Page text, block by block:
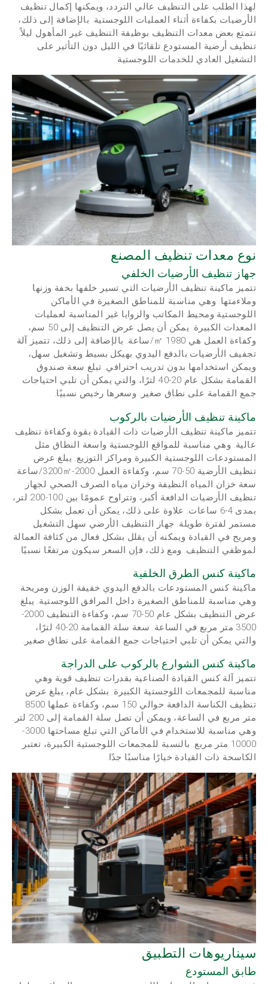
لهذا الطلب على التنظيف عالي التردد، ويمكنها إكمال تنظيف
الأرضيات بكفاءة أثناء العمليات اللوجستية. بالإضافة إلى ذلك،
تتمتع بعض معدات التنظيف بوظيفة التنظيف غير المأهول ليلاً.
تنظيف أرضية المستودع تلقائيًا في الليل دون التأثير على
التشغيل العادي للخدمات اللوجستية.
نوع معدات تنظيف المصنع
جهاز تنظيف الأرضيات الخلفي
تتميز ماكينة تنظيف الأرضيات التي تسير خلفها بخفة وزنها
وملاءمتها. وهي مناسبة للمناطق الصغيرة في الأماكن
اللوجستية ومحيط المكاتب والزوايا غير المناسبة لعمليات
المعدات الكبيرة. يمكن أن يصل عرض التنظيف إلى 50 سم،
وكفاءة العمل هي 1980 ㎡/ساعة. بالإضافة إلى ذلك، تتميز آلة
تجفيف الأرضيات بالدفع اليدوي بهيكل بسيط وتشغيل سهل،
ويمكن استخدامها بدون تدريب احترافي. تبلغ سعة صندوق
القمامة بشكل عام 20-40 لترًا، والتي يمكن أن تلبي احتياجات
جمع القمامة على نطاق صغير. وسعرها رخيص نسبيًا.
ماكينة تنظيف الأرضيات بالركوب
تتميز ماكينة تنظيف الأرضيات ذات القيادة بقوة وكفاءة تنظيف
عالية. وهي مناسبة للمواقع اللوجستية واسعة النطاق مثل
المستودعات اللوجستية الكبيرة ومراكز التوزيع. يبلغ عرض
تنظيف الأرضية 50-70 سم، وكفاءة العمل 2000-3200㎡/ساعة.
سعة خزان المياه النظيفة وخزان مياه الصرف الصحي لجهاز
تنظيف الأرضيات الدافعة أكبر، وتتراوح عمومًا بين 100-200 لتر،
بمدى 4-6 ساعات. علاوة على ذلك، يمكن أن تعمل بشكل
مستمر لفترة طويلة. جهاز التنظيف الأرضي سهل التشغيل
ومريح في القيادة ويمكنه أن يقلل بشكل فعال من كثافة العمالة
لموظفي التنظيف. ومع ذلك، فإن السعر سيكون مرتفعًا نسبيًا.
ماكينة كنس الطرق الخلفية
ماكينة كنس المستودعات بالدفع اليدوي خفيفة الوزن ومريحة.
وهي مناسبة للمناطق الصغيرة داخل المرافق اللوجستية. يبلغ
عرض التنظيف بشكل عام 50-70 سم، وكفاءة التنظيف 2000-
3500 متر مربع في الساعة. سعة سلة القمامة 20-40 لترًا،
والتي يمكن أن تلبي احتياجات جمع القمامة على نطاق صغير.
ماكينة كنس الشوارع بالركوب على الدراجة
تتميز آلة كنس القيادة الصناعية بقدرات تنظيف قوية وهي
مناسبة للمجمعات اللوجستية الكبيرة. بشكل عام، يبلغ عرض
تنظيف الكناسة الدافعة حوالي 150 سم، وكفاءة عملها 8500
متر مربع في الساعة، ويمكن أن تصل سلة القمامة إلى 200 لتر.
وهي مناسبة للاستخدام في الأماكن التي تبلغ مساحتها 3000-
10000 متر مربع. بالنسبة للمجمعات اللوجستية الكبيرة، تعتبر
الكاسحة ذات القيادة خيارًا مناسبًا جدًا.
سيناريوهات التطبيق
طابق المستودع